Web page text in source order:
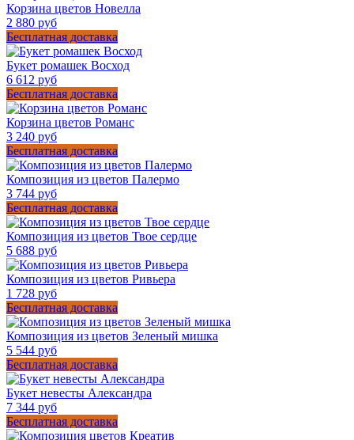
Корзина цветов Новелла
2 880 руб
Бесплатная доставка
Букет ромашек Восход
6 612 руб
Бесплатная доставка
Корзина цветов Романс
3 240 руб
Бесплатная доставка
Композиция из цветов Палермо
3 744 руб
Бесплатная доставка
Композиция из цветов Твое сердце
5 688 руб
Композиция из цветов Ривьера
1 728 руб
Бесплатная доставка
Композиция из цветов Зеленый мишка
5 544 руб
Бесплатная доставка
Букет невесты Александра
7 344 руб
Бесплатная доставка